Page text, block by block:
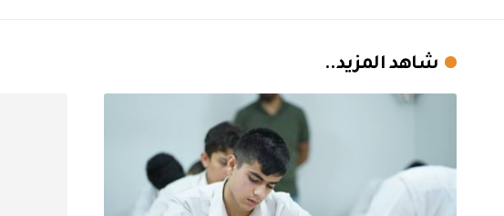
شاهد المزيد..